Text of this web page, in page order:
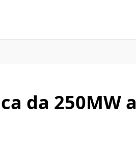
da 250MW a